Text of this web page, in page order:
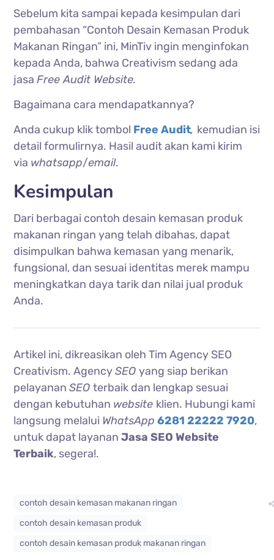
Sebelum kita sampai kepada kesimpulan dari
pembahasan “Contoh Desain Kemasan Produk
Makanan Ringan” ini, MinTiv ingin menginfokan
kepada Anda, bahwa Creativism sedang ada
jasa Free Audit Website.
Bagaimana cara mendapatkannya?
Anda cukup klik tombol Free Audit, kemudian isi
detail formulirnya. Hasil audit akan kami kirim
via whatsapp/email.
Kesimpulan
Dari berbagai contoh desain kemasan produk
makanan ringan yang telah dibahas, dapat
disimpulkan bahwa kemasan yang menarik,
fungsional, dan sesuai identitas merek mampu
meningkatkan daya tarik dan nilai jual produk
Anda.
Artikel ini, dikreasikan oleh Tim Agency SEO
Creativism. AgencySEOyang siap berikan
pelayananSEOterbaik dan lengkap sesuai
dengan kebutuhan website klien. Hubungi kami
langsung melalui WhatsApp 6281 22222 7920,
untuk dapat layananJasa SEO Website
Terbaik, segera!.
contoh desain kemasan makanan ringan
contoh desain kemasan produk
contoh desain kemasan produk makanan ringan